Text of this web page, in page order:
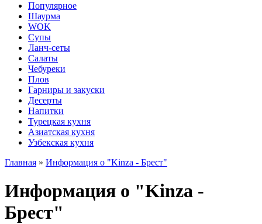
Популярное
Шаурма
WOK
Супы
Ланч-сеты
Салаты
Чебуреки
Плов
Гарниры и закуски
Десерты
Напитки
Турецкая кухня
Азиатская кухня
Узбекская кухня
Главная » Информация о "Kinza - Брест"
Информация о "Kinza -
Брест"